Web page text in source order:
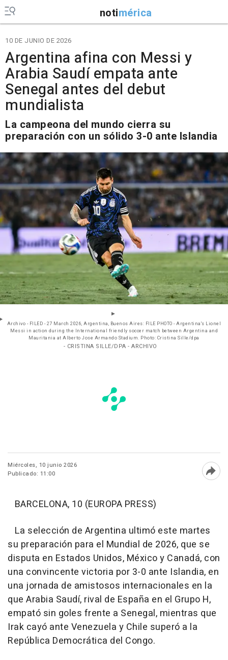
notimérica
10 DE JUNIO DE 2026
Argentina afina con Messi y
Arabia Saudí empata ante
Senegal antes del debut
mundialista
La campeona del mundo cierra su
preparación con un sólido 3-0 ante Islandia
Archivo - FILED - 27 March 2026, Argentina, Buenos Aires: FILE PHOTO - Argentina's Lionel
Messi in action during the International friendly soccer match between Argentina and
Mauritania at Alberto Jose Armando Stadium. Photo: Cristina Sille/dpa
- CRISTINA SILLE/DPA - ARCHIVO
Miércoles, 10 junio 2026
Publicado: 11:00
BARCELONA, 10 (EUROPA PRESS)
La selección de Argentina ultimó este martes
su preparación para el Mundial de 2026, que se
disputa en Estados Unidos, México y Canadá, con
una convincente victoria por 3-0 ante Islandia, en
una jornada de amistosos internacionales en la
que Arabia Saudí, rival de España en el Grupo H,
empató sin goles frente a Senegal, mientras que
Irak cayó ante Venezuela y Chile superó a la
República Democrática del Congo.